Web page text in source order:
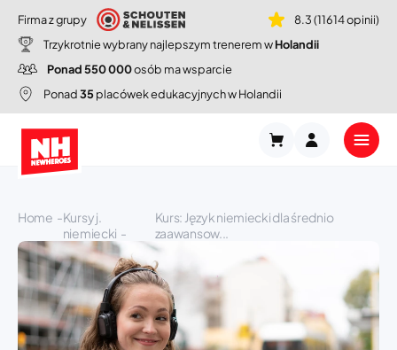
Firma z grupy
8.3 (11614 opinii)
Trzykrotnie wybrany najlepszym trenerem wHolandii
Ponad 550 000osób ma wsparcie
Ponad35placówek edukacyjnych w Holandii
Home
Kursy j.
niemiecki
Kurs: Język niemiecki dla średnio
zaawansow...